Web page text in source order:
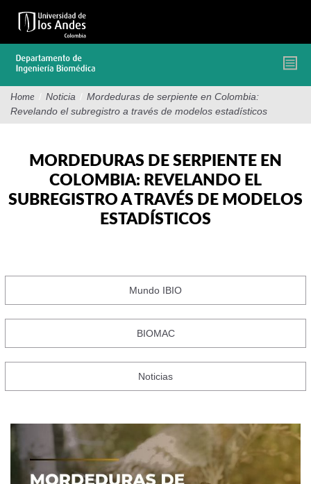
contenido
Home / Noticia / Mordeduras de serpiente en Colombia:
Revelando el subregistro a través de modelos estadísticos
MORDEDURAS DE SERPIENTE EN
COLOMBIA: REVELANDO EL
SUBREGISTRO A TRAVÉS DE MODELOS
ESTADÍSTICOS
Mundo IBIO
BIOMAC
Noticias